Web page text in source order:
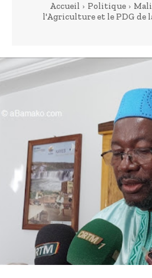
Accueil Politique
l'Agriculture et le PDG de